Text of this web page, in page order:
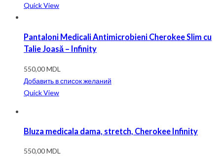
Quick View
Pantaloni Medicali Antimicrobieni Cherokee Slim cu
Talie Joasă – Infinity
550,00MDL
Добавить в список желаний
Quick View
Bluza medicala dama, stretch, Cherokee Infinity
550,00MDL